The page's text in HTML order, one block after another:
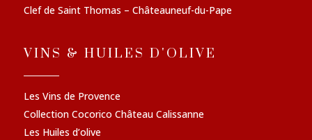
Clef de Saint Thomas – Châteauneuf-du-Pape
VINS & HUILES D'OLIVE
Les Vins de Provence
Collection Cocorico Château Calissanne
Les Huiles d’olive